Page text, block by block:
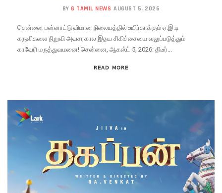
BY G TAMIL NEWS AUGUST 5, 2026
சென்னை பன்னாட்டு விமான நிலையத்தில் உயிர்காக்கும் ஏ.இ.டி
கருவிகளை நிறுவி அவசரகால இதய சிகிச்சையை வலுப்படுத்தும்
காவேரி மருத்துவமனை! சென்னை, ஆகஸ்ட் 5, 2026: திடீர்...
READ MORE